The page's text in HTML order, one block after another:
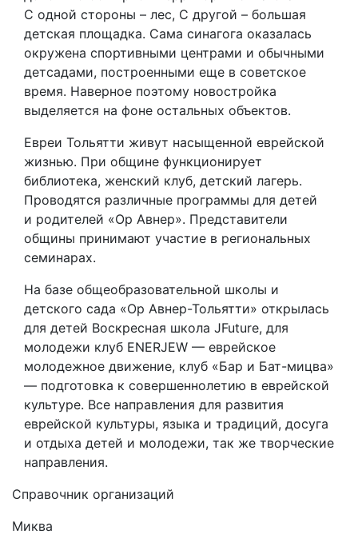
С одной стороны – лес, С другой – большая
детская площадка. Сама синагога оказалась
окружена спортивными центрами и обычными
детсадами, построенными еще в советское
время. Наверное поэтому новостройка
выделяется на фоне остальных объектов.
Евреи Тольятти живут насыщенной еврейской
жизнью. При общине функционирует
библиотека, женский клуб, детский лагерь.
Проводятся различные программы для детей
и родителей «Ор Авнер». Представители
общины принимают участие в региональных
семинарах.
На базе общеобразовательной школы и
детского сада «Ор Авнер-Тольятти» открылась
для детей Воскресная школа JFuture, для
молодежи клуб ENERJEW — еврейское
молодежное движение, клуб «Бар и Бат-мицва»
— подготовка к совершеннолетию в еврейской
культуре. Все направления для развития
еврейской культуры, языка и традиций, досуга
и отдыха детей и молодежи, так же творческие
направления.
Справочник организаций
Миква